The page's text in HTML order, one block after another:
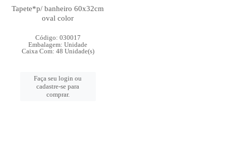
Tapete*p/ banheiro 60x32cm
oval color
Código: 030017
Embalagem: Unidade
Caixa Com: 48 Unidade(s)
Faça seu login ou
cadastre-se para
comprar.